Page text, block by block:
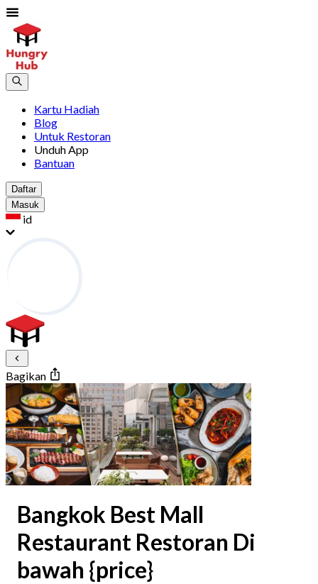
Kartu Hadiah
Blog
Untuk Restoran
Unduh App
Bantuan
Daftar
Masuk
id
Bagikan
Bangkok Best Mall
Restaurant Restoran Di
bawah {price}